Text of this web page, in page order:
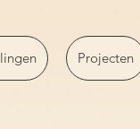
Projecten